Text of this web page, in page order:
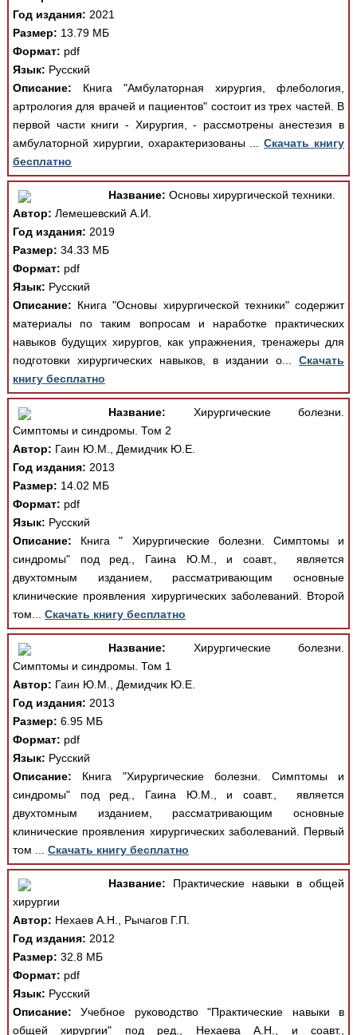
Год издания: 2021
Размер: 13.79 МБ
Формат: pdf
Язык: Русский
Описание: Книга "Амбулаторная хирургия, флебология,
артрология для врачей и пациентов" состоит из трех частей. В
первой части книги - Хирургия, - рассмотрены анестезия в
амбулаторной хирургии, охарактеризованы ...Скачать книгу
бесплатно
Название: Основы хирургической техники.
Автор: Лемешевский А.И.
Год издания: 2019
Размер: 34.33 МБ
Формат: pdf
Язык: Русский
Описание: Книга "Основы хирургической техники" содержит
материалы по таким вопросам и наработке практических
навыков будущих хирургов, как упражнения, тренажеры для
подготовки хирургических навыков, в издании о...Скачать
книгу бесплатно
Название: Хирургические болезни.
Симптомы и синдромы. Том 2
Автор: Гаин Ю.М., Демидчик Ю.Е.
Год издания: 2013
Размер: 14.02 МБ
Формат: pdf
Язык: Русский
Описание: Книга " Хирургические болезни. Симптомы и
синдромы" под ред., Гаина Ю.М., и соавт., является
двухтомным изданием, рассматривающим основные
клинические проявления хирургических заболеваний. Второй
том... Скачать книгу бесплатно
Название: Хирургические болезни.
Симптомы и синдромы. Том 1
Автор: Гаин Ю.М., Демидчик Ю.Е.
Год издания: 2013
Размер: 6.95 МБ
Формат: pdf
Язык: Русский
Описание: Книга "Хирургические болезни. Симптомы и
синдромы" под ред., Гаина Ю.М., и соавт., является
двухтомным изданием, рассматривающим основные
клинические проявления хирургических заболеваний. Первый
том ... Скачать книгу бесплатно
Название: Практические навыки в общей
хирургии
Автор: Нехаев А.Н., Рычагов Г.П.
Год издания: 2012
Размер: 32.8 МБ
Формат: pdf
Язык: Русский
Описание: Учебное руководство "Практические навыки в
общей хирургии" под ред., Нехаева А.Н., и соавт.,